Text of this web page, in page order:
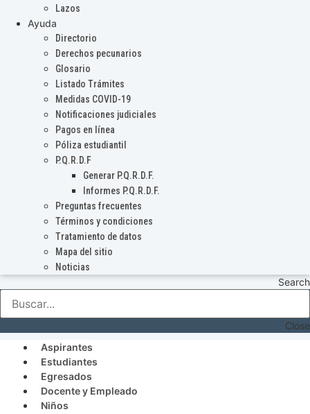
Lazos
Ayuda
Directorio
Derechos pecunarios
Glosario
Listado Trámites
Medidas COVID-19
Notificaciones judiciales
Pagos en línea
Póliza estudiantil
P.Q.R.D.F
Generar P.Q.R.D.F.
Informes P.Q.R.D.F.
Preguntas frecuentes
Términos y condiciones
Tratamiento de datos
Mapa del sitio
Noticias
Search
Close
Aspirantes
Estudiantes
Egresados
Docente y Empleado
Niños